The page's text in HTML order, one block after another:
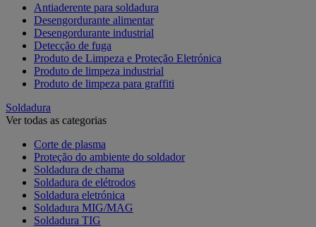
Antiaderente para soldadura
Desengordurante alimentar
Desengordurante industrial
Detecção de fuga
Produto de Limpeza e Proteção Eletrónica
Produto de limpeza industrial
Produto de limpeza para graffiti
Soldadura
Ver todas as categorias
Corte de plasma
Proteção do ambiente do soldador
Soldadura de chama
Soldadura de elétrodos
Soldadura eletrónica
Soldadura MIG/MAG
Soldadura TIG